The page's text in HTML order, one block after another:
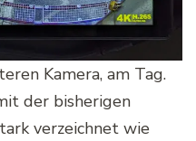
Kamera, am Tag.
der bisherigen
verzeichnet wie